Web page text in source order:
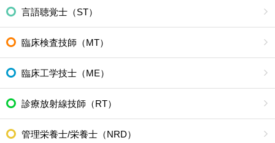
言語聴覚士（ST）
臨床検査技師（MT）
臨床工学技士（ME）
診療放射線技師（RT）
管理栄養士/栄養士（NRD）